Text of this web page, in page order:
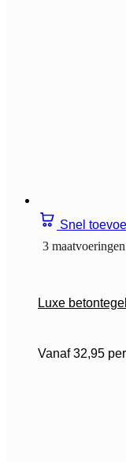
Snel
3 maatvoeringen
Luxe
Vanaf 32,95 per